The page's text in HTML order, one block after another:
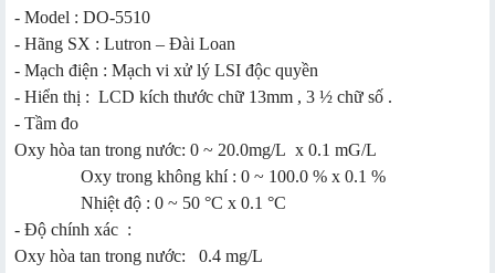
- Model : DO-5510
- Hãng SX : Lutron – Đài Loan
- Mạch điện : Mạch vi xử lý LSI độc quyền
- Hiển thị : LCD kích thước chữ 13mm , 3 ½ chữ số .
- Tầm đo
Oxy hòa tan trong nước: 0 ~ 20.0mg/L x 0.1 mG/L
Oxy trong không khí : 0 ~ 100.0 % x 0.1 %
Nhiệt độ : 0 ~ 50 °C x 0.1 °C
- Độ chính xác :
Oxy hòa tan trong nước: 0.4 mg/L